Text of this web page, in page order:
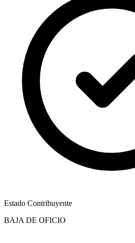
Estado Contribuyente
BAJA DE OFICIO